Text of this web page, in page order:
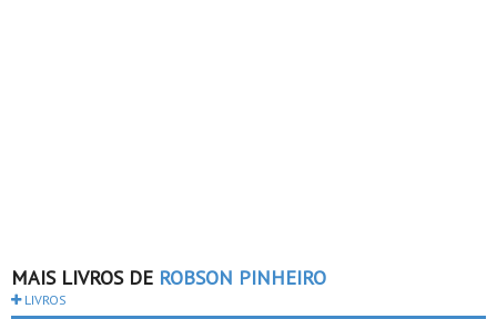
MAIS LIVROS DE ROBSON PINHEIRO
LIVROS